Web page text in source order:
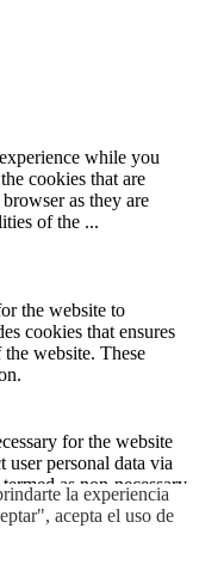
la experiencia
acepta el uso de
while you
cookies that are
as they are
of the ...
the website to
cookies that ensures
website. These
for the website
personal data via
as non-necessary
prior to running